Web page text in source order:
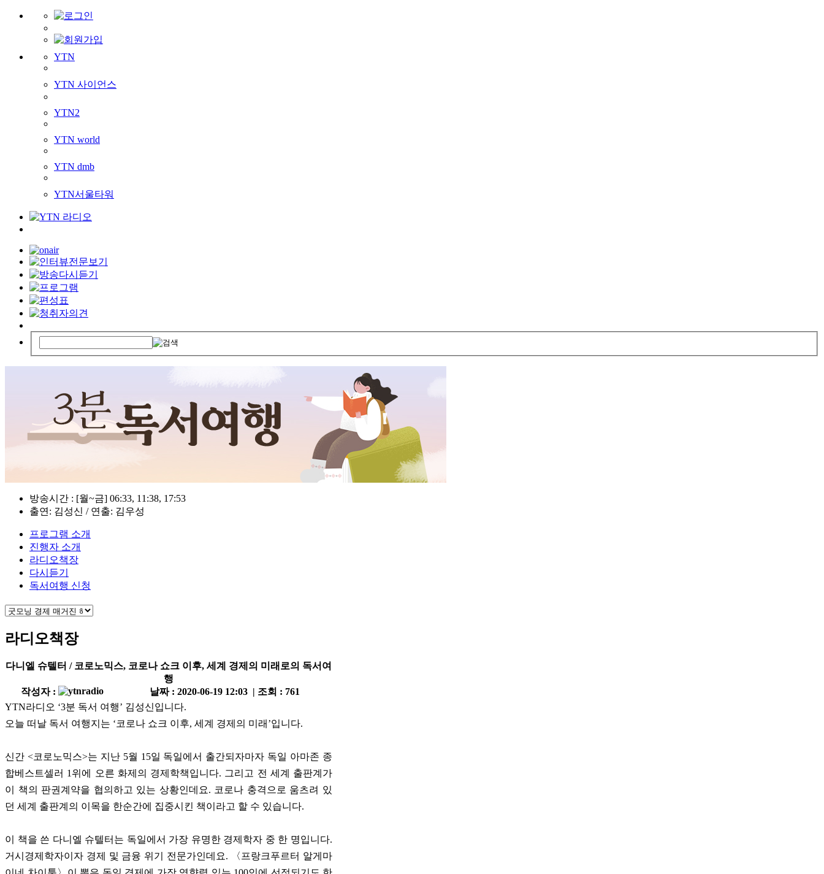
YTN
YTN 사이언스
YTN2
YTN world
YTN dmb
YTN서울타워
방송시간 : [월~금] 06:33, 11:38, 17:53
출연: 김성신 / 연출: 김우성
프로그램 소개
진행자 소개
라디오책장
다시듣기
독서여행 신청
라디오책장
다니엘 슈텔터 / 코로노믹스, 코로나 쇼크 이후, 세계 경제의 미래로의 독서여
행
작성자 :
날짜 : 2020-06-19 12:03 | 조회 : 761
YTN라디오 ‘3분 독서 여행’ 김성신입니다.
오늘 떠날 독서 여행지는 ‘코로나 쇼크 이후, 세계 경제의 미래’입니다.
신간 <코로노믹스>는 지난 5월 15일 독일에서 출간되자마자 독일 아마존 종
합베스트셀러 1위에 오른 화제의 경제학책입니다. 그리고 전 세계 출판계가
이 책의 판권계약을 협의하고 있는 상황인데요. 코로나 충격으로 움츠려 있
던 세계 출판계의 이목을 한순간에 집중시킨 책이라고 할 수 있습니다.
이 책을 쓴 다니엘 슈텔터는 독일에서 가장 유명한 경제학자 중 한 명입니다.
거시경제학자이자 경제 및 금융 위기 전문가인데요. 〈프랑크푸르터 알게마